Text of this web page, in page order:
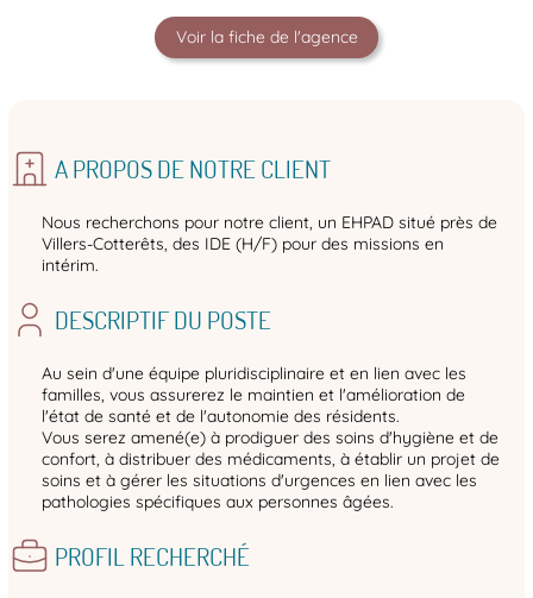
Voir la fiche de l'agence
A PROPOS DE NOTRE CLIENT
Nous recherchons pour notre client, un EHPAD situé près de
Villers-Cotterêts, des IDE (H/F) pour des missions en
intérim.
DESCRIPTIF DU POSTE
Au sein d'une équipe pluridisciplinaire et en lien avec les
familles, vous assurerez le maintien et l'amélioration de
l'état de santé et de l'autonomie des résidents.
Vous serez amené(e) à prodiguer des soins d'hygiène et de
confort, à distribuer des médicaments, à établir un projet de
soins et à gérer les situations d'urgences en lien avec les
pathologies spécifiques aux personnes âgées.
PROFIL RECHERCHÉ